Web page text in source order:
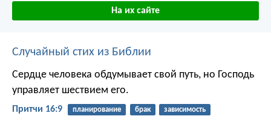
На их сайте
Случайный стих из Библии
Сердце человека обдумывает свой путь, но Господь
управляет шествием его.
Притчи 16:9 планирование брак зависимость